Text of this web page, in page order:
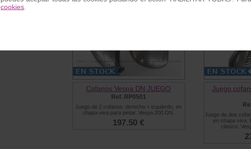
Cofanos Vespa DN JUEGO
Ref. RP0501
Juego de 2 cofanos: derecho + izquierdo, en
chapa viva para pintar. Vespa 200 DN.
197.50 €
Juego
Juego de dos
en chapa viva.
clasico.
cookies